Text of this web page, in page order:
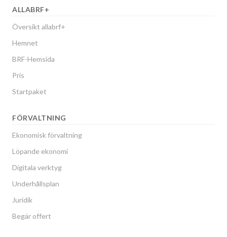
ALLABRF+
Översikt allabrf+
Hemnet
BRF-Hemsida
Pris
Startpaket
FÖRVALTNING
Ekonomisk förvaltning
Löpande ekonomi
Digitala verktyg
Underhållsplan
Juridik
Begär offert